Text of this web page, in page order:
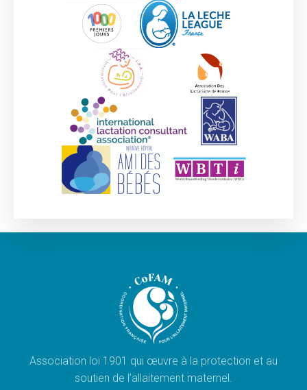
Association loi 1901 qui œuvre à la protection et au
soutien de l’allaitement maternel.